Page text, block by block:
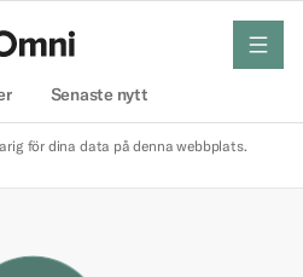
Senaste nytt
meny
för dina data på denna webbplats.